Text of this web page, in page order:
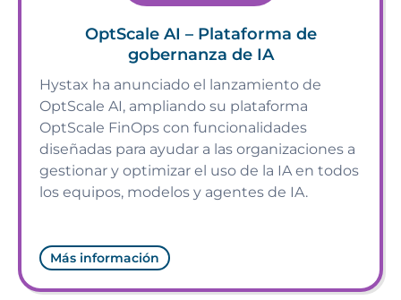
OptScale AI – Plataforma de
gobernanza de IA
Hystax ha anunciado el lanzamiento de
OptScale AI, ampliando su plataforma
OptScale FinOps con funcionalidades
diseñadas para ayudar a las organizaciones a
gestionar y optimizar el uso de la IA en todos
los equipos, modelos y agentes de IA.
Más información